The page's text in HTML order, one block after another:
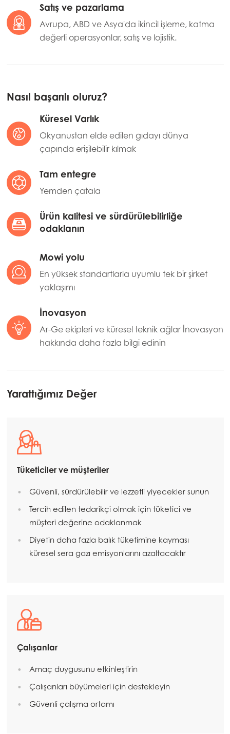
Mowi Global
Asia
Mowi China
Mowi Taiwan
Mowi Belgium (FR)
Mowi Belgium (NL)
Mowi Czechia (CZ)
Satış ve pazarlama
Avrupa, ABD ve Asya'da ikincil işleme, katma
değerli operasyonlar, satış ve lojistik.
Nasıl başarılı oluruz?
Küresel Varlık
Okyanustan elde edilen gıdayı dünya
çapında erişilebilir kılmak
Tam entegre
Yemden çatala
Ürün kalitesi ve sürdürülebilirliğe
odaklanın
Mowi yolu
En yüksek standartlarla uyumlu tek bir şirket
yaklaşımı
İnovasyon
Ar-Ge ekipleri ve küresel teknik ağlar İnovasyon
hakkında daha fazla bilgi edinin
Yarattığımız Değer
Tüketiciler ve müşteriler
Güvenli, sürdürülebilir ve lezzetli yiyecekler sunun
Tercih edilen tedarikçi olmak için tüketici ve
müşteri değerine odaklanmak
Diyetin daha fazla balık tüketimine kayması
küresel sera gazı emisyonlarını azaltacaktır
Çalışanlar
Amaç duygusunu etkinleştirin
Çalışanları büyümeleri için destekleyin
Güvenli çalışma ortamı